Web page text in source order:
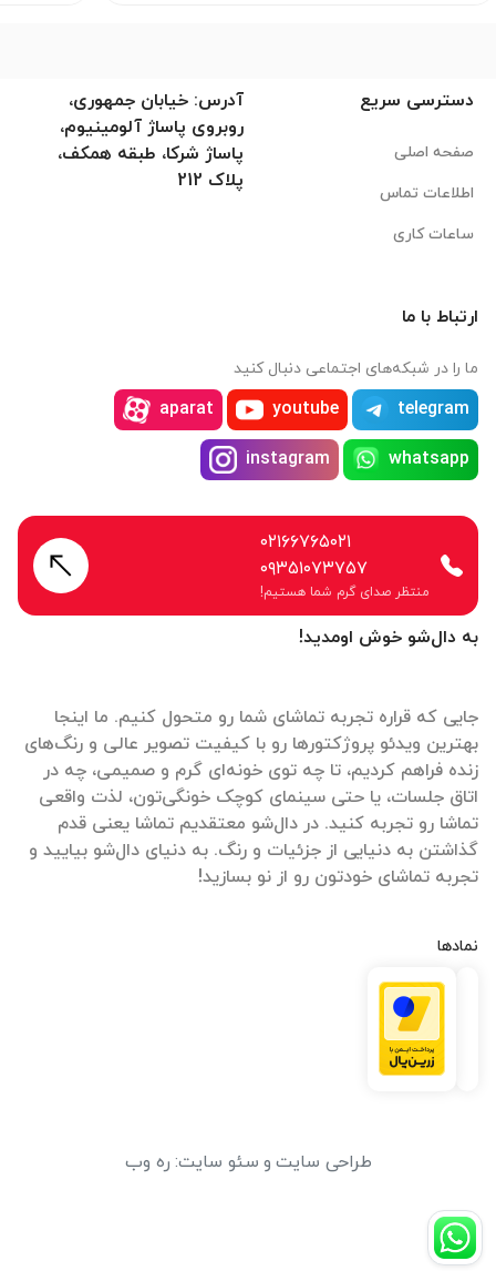
به دال‌شو خوش اومدید!
جایی که قراره تجربه تماشای شما رو متحول کنیم. ما اینجا
بهترین ویدئو پروژکتورها رو با کیفیت تصویر عالی و رنگ‌های
زنده فراهم کردیم، تا چه توی خونه‌ای گرم و صمیمی، چه در
اتاق جلسات، یا حتی سینمای کوچک خونگی‌تون، لذت واقعی
تماشا رو تجربه کنید. در دال‌شو معتقدیم تماشا یعنی قدم
گذاشتن به دنیایی از جزئیات و رنگ. به دنیای دال‌شو بیایید و
تجربه تماشای خودتون رو از نو بسازید!
نمادها
دسترسی سریع
صفحه اصلی
اطلاعات تماس
ساعات کاری
آدرس: خیابان جمهوری،
روبروی پاساژ آلومینیوم،
پاساژ شرکا، طبقه همکف،
پلاک 212
ارتباط با ما
ما را در شبکه‌های اجتماعی دنبال کنید
telegram
youtube
aparat
whatsapp
instagram
۰۲۱۶۶۷۶۵۰۲۱
۰۹۳۵۱۰۷۳۷۵۷
منتظر صدای گرم شما هستیم!
طراحی سایت و سئو سایت: ره وب